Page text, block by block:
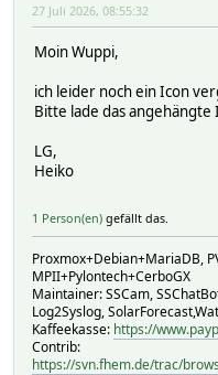
27 Juli 2026, 08:55:32
Moin Wuppi,
ich leider noch ein Icon
Bitte lade das angehängte
LG,
Heiko
1 Person(en) gefällt das.
Proxmox+Debian+MariaDB,
MPII+Pylontech+CerboGX
Maintainer: SSCam,
Log2Syslog,
Kaffeekasse: https://
Contrib:
https://svn.fhem.de/trac/